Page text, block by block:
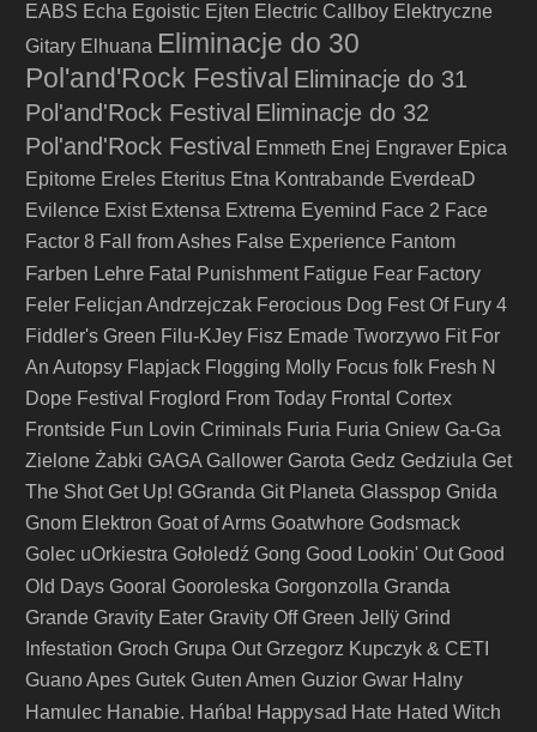
EABS Echa Egoistic Ejten Electric Callboy Elektryczne
Gitary Elhuana Eliminacje do 30
Pol'and'Rock Festival Eliminacje do 31
Pol'and'Rock Festival Eliminacje do 32
Pol'and'Rock Festival Emmeth Enej Engraver Epica
Epitome Ereles Eteritus Etna Kontrabande EverdeaD
Evilence Exist Extensa Extrema Eyemind Face 2 Face
Factor 8 Fall from Ashes False Experience Fantom
Farben Lehre Fatal Punishment Fatigue Fear Factory
Feler Felicjan Andrzejczak Ferocious Dog Fest Of Fury 4
Fiddler's Green Filu-KJey Fisz Emade Tworzywo Fit For
An Autopsy Flapjack Flogging Molly Focus folk Fresh N
Dope Festival
Froglord From Today Frontal Cortex
Frontside Fun Lovin Criminals Furia Furia Gniew Ga-Ga
Zielone Żabki GAGA Gallower Garota Gedz Gedziula Get
The Shot Get Up! GGranda Git Planeta Glasspop Gnida
Gnom Elektron Goat of Arms Goatwhore Godsmack
Golec uOrkiestra Gołoledź Gong Good Lookin' Out Good
Old Days Gooral Gooroleska Gorgonzolla Granda
Grande Gravity Eater Gravity Off Green Jellÿ Grind
Infestation Groch Grupa Out Grzegorz Kupczyk & CETI
Guano Apes Gutek Guten Amen Guzior Gwar Halny
Hamulec Hanabie. Hańba! Happysad Hate Hated Witch